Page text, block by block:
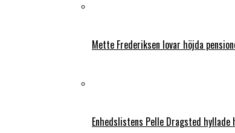
Mette Frederiksen lovar höjda
Enhedslistens Pelle Dragsted